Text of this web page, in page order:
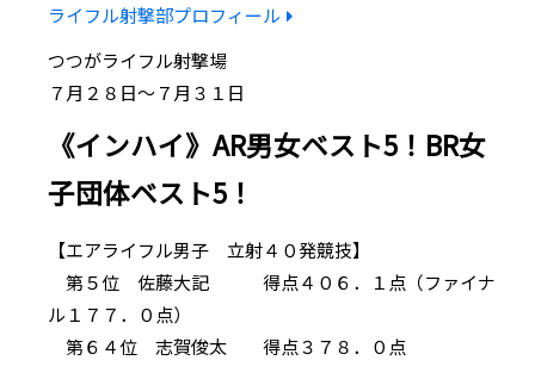
ライフル射撃部プロフィール
つつがライフル射撃場
７月２８日～７月３１日
《インハイ》AR男女ベスト5！BR女
子団体ベスト5！
【エアライフル男子 立射４０発競技】
第５位 佐藤大記 得点４０６．１点（ファイナ
ル１７７．０点）
第６４位 志賀俊太 得点３７８．０点